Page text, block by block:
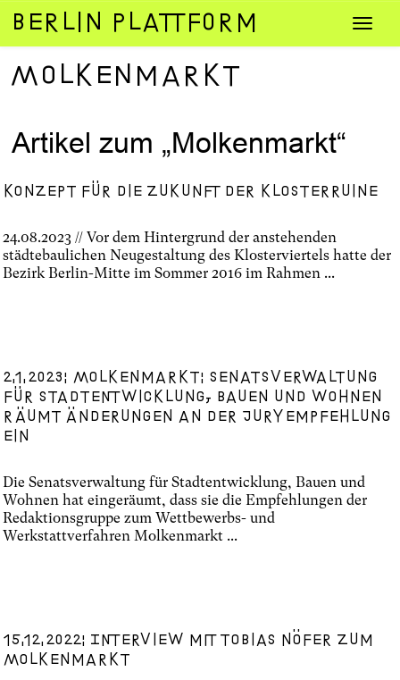
Zum
Inhalt
springen
Molkenmarkt
Artikel zum „Molkenmarkt“
Konzept für die Zukunft der Klosterruine
24.08.2023 // Vor dem Hintergrund der anstehenden
städtebaulichen Neugestaltung des Klosterviertels hatte der
Bezirk Berlin-Mitte im Sommer 2016 im Rahmen ...
2.1.2023: Molkenmarkt: Senatsverwaltung
für Stadtentwicklung, Bauen und Wohnen
räumt Änderungen an der Juryempfehlung
ein
Die Senatsverwaltung für Stadtentwicklung, Bauen und
Wohnen hat eingeräumt, dass sie die Empfehlungen der
Redaktionsgruppe zum Wettbewerbs- und
Werkstattverfahren Molkenmarkt ...
15.12.2022: Interview mit Tobias Nöfer zum
Molkenmarkt